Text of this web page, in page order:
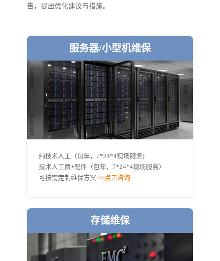
告，提出优化建议与措施。
服务器/小型机维保
纯技术人工（包年，7*24*4现场服务)
技术人工费+配件（包年，7*24*4现场服务）
可按需定制维保方案 >>点击咨询
存储维保